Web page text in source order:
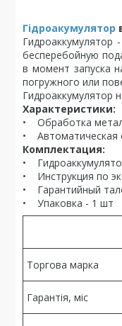
Гідроакумулятор
бесперебойную
в момент запуска
погружного или
Гидроаккумулятор
Характеристики:
• Обработка
• Автоматическая
Комплектация:
•
• Инструкция по
• Гарантийный
• Упаковка - 1 шт
Торгова марка
Гарантія, міс